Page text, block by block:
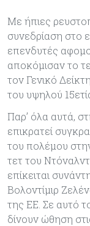
Με ήπιες
συνεδρίαση στο
επενδυτές
αποκόμισαν το
τον Γενικό
του υψηλού
Παρ’ όλα αυτά,
επικρατεί
του πολέμου
τετ του
επίκειται
Βολοντίμιρ
της ΕΕ. Σε αυτό
δίνουν ώθηση